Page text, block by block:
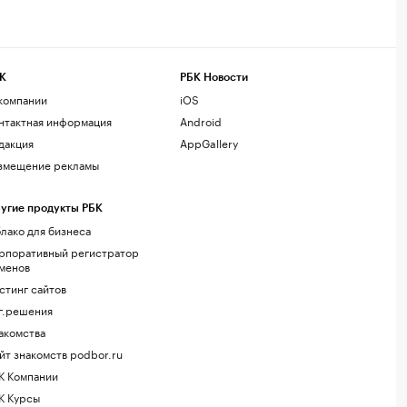
информация
рекламы
продукты РБК
для бизнеса
регистратор
сайтов
знакомств podbor.ru
Компании
Курсы
РБК Новости
iOS
Android
AppGallery